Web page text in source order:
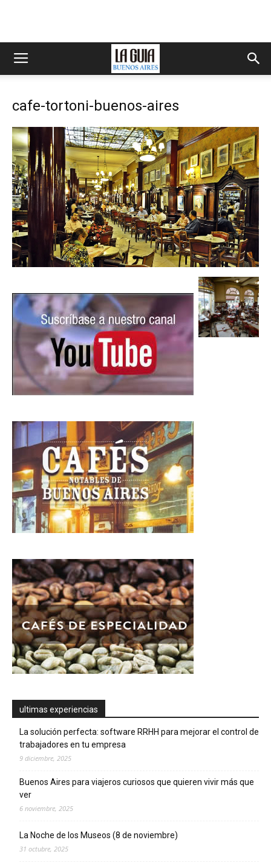
cafe-tortoni-buenos-aires
ultimas experiencias
La solución perfecta: software RRHH para mejorar el control de
trabajadores en tu empresa
9 diciembre, 2025
Buenos Aires para viajeros curiosos que quieren vivir más que
ver
6 noviembre, 2025
La Noche de los Museos (8 de noviembre)
31 octubre, 2025